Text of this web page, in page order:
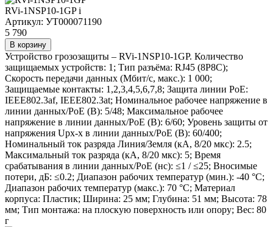
RVi-1NSP10-1GPi
Артикул: УТ000071190
5 790
В корзину
Устройство грозозащиты – RVi-1NSP10-1GP. Количество
защищаемых устройств: 1; Тип разъёма: RJ45 (8P8C);
Скорость передачи данных (Мбит/с, макс.): 1 000;
Защищаемые контакты: 1,2,3,4,5,6,7,8; Защита линии PoE:
IEEE802.3af, IEEE802.3at; Номинальное рабочее напряжение в
линии данных/PoE (В): 5/48; Максимальное рабочее
напряжение в линии данных/PoE (В): 6/60; Уровень защиты от
напряжения Upx-x в линии данных/PoE (В): 60/400;
Номинальный ток разряда Линия/Земля (кА, 8/20 мкс): 2.5;
Максимальный ток разряда (кА, 8/20 мкс): 5; Время
срабатывания в линии данных/PoE (нс): ≤1 / ≤25; Вносимые
потери, дБ: ≤0.2; Диапазон рабочих температур (мин.): -40 °С;
Диапазон рабочих температур (макс.): 70 °С; Материал
корпуса: Пластик; Ширина: 25 мм; Глубина: 51 мм; Высота: 78
мм; Тип монтажа: на плоскую поверхность или опору; Вес: 80
г